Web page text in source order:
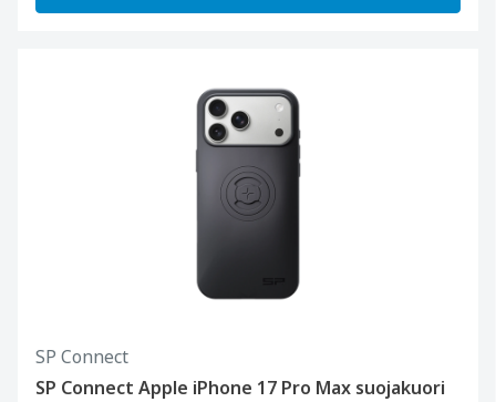
SP Connect
SP Connect Apple iPhone 17 Pro Max suojakuori